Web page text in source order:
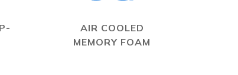
AIR COOLED
MEMORY FOAM